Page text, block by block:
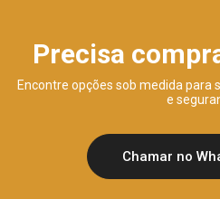
Precisa
Encontre opções sob medida para
e
Chamar no